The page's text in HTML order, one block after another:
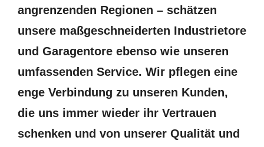
angrenzenden Regionen – schätzen
unsere maßgeschneiderten Industrietore
und Garagentore ebenso wie unseren
umfassenden Service. Wir pflegen eine
enge Verbindung zu unseren Kunden,
die uns immer wieder ihr Vertrauen
schenken und von unserer Qualität und